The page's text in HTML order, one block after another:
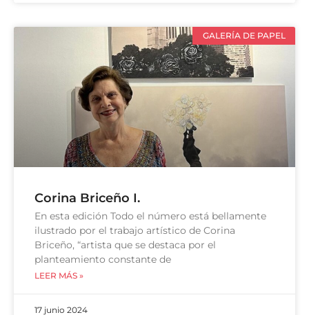
GALERÍA DE PAPEL
Corina Briceño I.
En esta edición Todo el número está bellamente
ilustrado por el trabajo artístico de Corina
Briceño, “artista que se destaca por el
planteamiento constante de
LEER MÁS »
17 junio 2024